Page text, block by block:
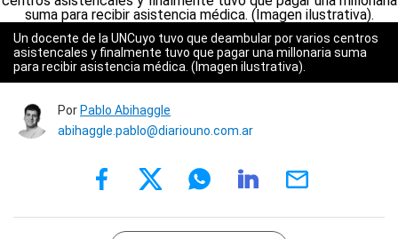
Un docente de la UNCuyo tuvo que deambular por varios centros
asistencales y finalmente tuvo que pagar una millonaria suma
para recibir asistencia médica. (Imagen ilustrativa).
Por Pablo Abihaggle
abihaggle.pablo@diariouno.com.ar